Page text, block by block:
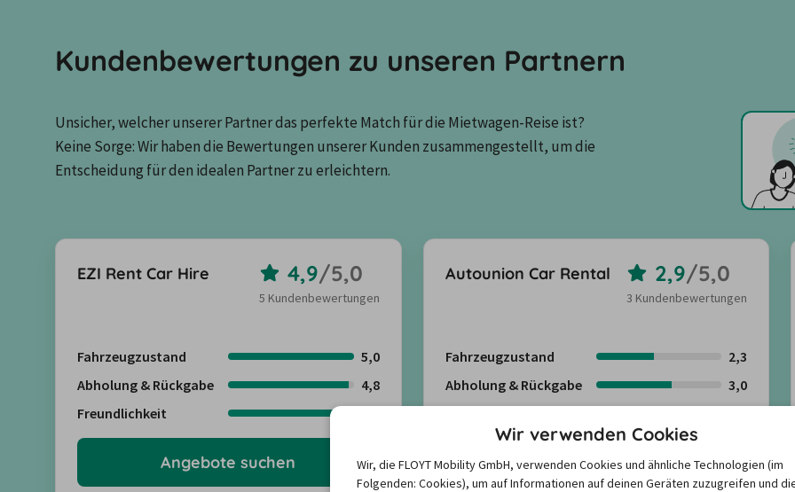
Kundenbewertungen zu unseren Partnern
Unsicher, welcher unserer Partner das perfekte Match für die Mietwagen-Reise ist?
Keine Sorge: Wir haben die Bewertungen unserer Kunden zusammengestellt, um die
Entscheidung für den idealen Partner zu erleichtern.
EZI Rent Car Hire 4,9/5,0
5 Kundenbewertungen
Fahrzeugzustand
5,0
Abholung & Rückgabe
4,8
Freundlichkeit
Angebote suchen
Autounion Car Rental 2,9/5,0
3 Kundenbewertungen
Fahrzeugzustand
2,3
Abholung & Rückgabe
3,0
Angebote suchen
Wir verwenden Cookies
Wir, die FLOYT Mobility GmbH, verwenden Cookies und ähnliche Technologien (im
Folgenden: Cookies), um auf Informationen auf deinen Geräten zuzugreifen und